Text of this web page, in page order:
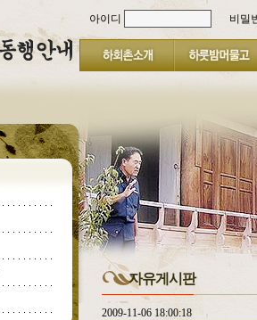
아이디 비밀
자유게시판
2009-11-06 18:00:18